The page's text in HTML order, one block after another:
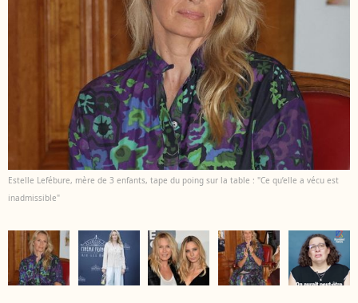
Estelle Lefébure, mère de 3 enfants, tape du poing sur la table : "Ce qu’elle a vécu est
inadmissible"